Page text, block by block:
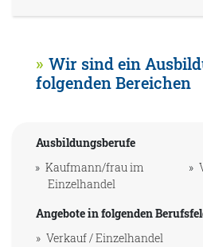
Wir sind ein
folgenden Bereichen
Ausbildungsberufe
Kaufmann/frau im
Einzelhandel
Angebote in folgenden
Verkauf / Einzelhandel